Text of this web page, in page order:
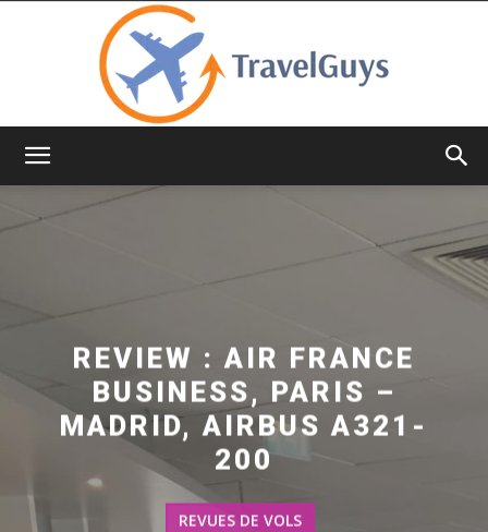
REVIEW : AIR FRANCE
BUSINESS, PARIS –
MADRID, AIRBUS A321-
200
REVUES DE VOLS